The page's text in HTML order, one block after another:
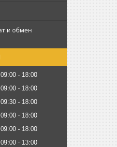
и обмен
09:00
18:00
09:00
18:00
09:30
18:00
09:00
18:00
09:00
18:00
09:00
13:00